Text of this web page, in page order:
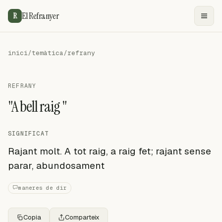
R El Refranyer
inici/temàtica/refrany
REFRANY
"A bell raig "
SIGNIFICAT
Rajant molt. A tot raig, a raig fet; rajant sense
parar, abundosament
maneres de dir
Copia Comparteix